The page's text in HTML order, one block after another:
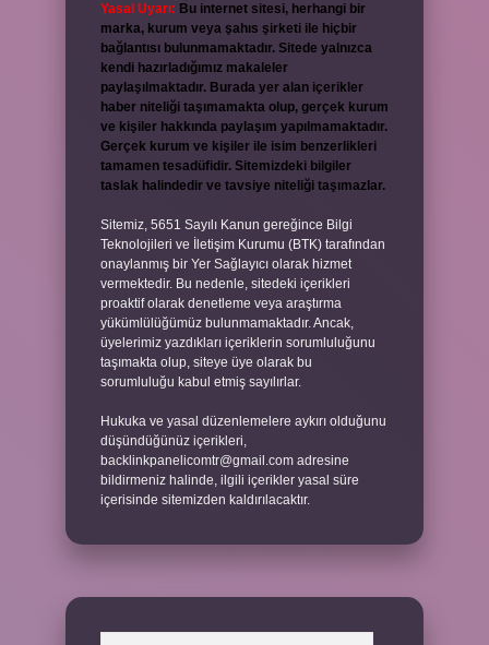
Yasal Uyarı: Bu internet sitesi, herhangi bir
marka, kurum veya şahıs şirketi ile hiçbir
bağlantısı bulunmamaktadır. Sitede yalnızca
kendi hazırladığımız makaleler
paylaşılmaktadır. Burada yer alan içerikler
haber niteliği taşımamakta olup, gerçek kurum
ve kişiler hakkında paylaşım yapılmamaktadır.
Gerçek kurum ve kişiler ile isim benzerlikleri
tamamen tesadüfidir. Sitemizdeki bilgiler
taslak halindedir ve tavsiye niteliği taşımazlar.
Sitemiz, 5651 Sayılı Kanun gereğince Bilgi
Teknolojileri ve İletişim Kurumu (BTK) tarafından
onaylanmış bir Yer Sağlayıcı olarak hizmet
vermektedir. Bu nedenle, sitedeki içerikleri
proaktif olarak denetleme veya araştırma
yükümlülüğümüz bulunmamaktadır. Ancak,
üyelerimiz yazdıkları içeriklerin sorumluluğunu
taşımakta olup, siteye üye olarak bu
sorumluluğu kabul etmiş sayılırlar.
Hukuka ve yasal düzenlemelere aykırı olduğunu
düşündüğünüz içerikleri,
backlinkpanelicomtr@gmail.com adresine
bildirmeniz halinde, ilgili içerikler yasal süre
içerisinde sitemizden kaldırılacaktır.